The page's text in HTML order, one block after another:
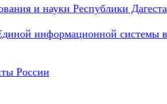
и науки Республики
информационной системы в
России